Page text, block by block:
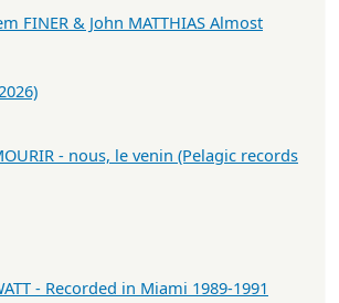
FINER & John MATTHIAS Almost
- nous, le venin (Pelagic records
- Recorded in Miami 1989-1991